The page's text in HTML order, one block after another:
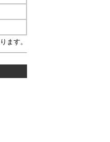
ます。